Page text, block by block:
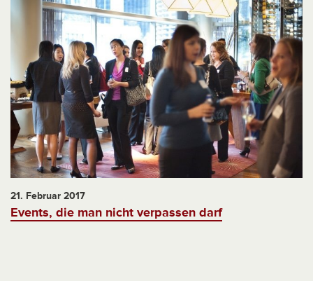
21. Februar 2017
Events, die man nicht verpassen darf